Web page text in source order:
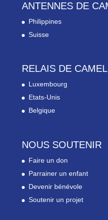
ANTENNES DE
Philippines
Suisse
RELAIS DE
Luxembourg
Etats-Unis
Belgique
NOUS SOUTENIR
Faire un don
Parrainer un enfant
Devenir bénévole
Soutenir un projet